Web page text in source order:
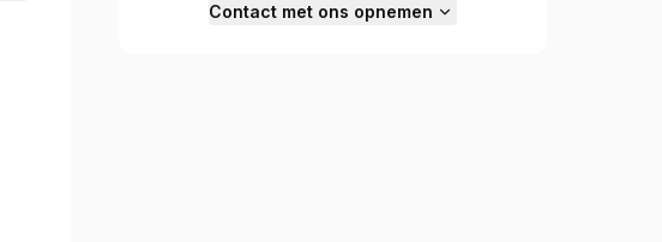
Contact met ons opnemen